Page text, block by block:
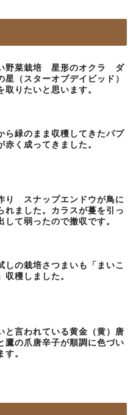
野菜栽培 星形のオクラ ダ
星（スターオブデイビッド）
取りたいと思います。
ら緑のまま収穫してきたパプ
赤く成ってきました。
り スナップエンドウが鳥に
れました。カラスが蔓を引っ
して弱ったので撤収です。
しの栽培さつまいも「まいこ
収穫しました。
と言われている黄金（黄）唐
鷹の爪唐辛子が順調に色づい
す。